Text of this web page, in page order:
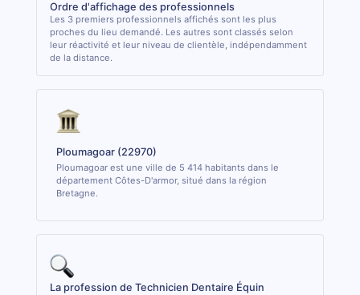
Ordre d'affichage des professionnels
Les 3 premiers professionnels affichés sont les plus
proches du lieu demandé. Les autres sont classés selon
leur réactivité et leur niveau de clientèle, indépendamment
de la distance.
Ploumagoar (22970)
Ploumagoar est une ville de 5 414 habitants dans le
département Côtes-D'armor, situé dans la région
Bretagne.
La profession de Technicien Dentaire Équin